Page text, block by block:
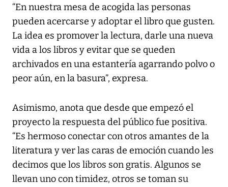
“En nuestra mesa de acogida las personas
pueden acercarse y adoptar el libro que gusten.
La idea es promover la lectura, darle una nueva
vida a los libros y evitar que se queden
archivados en una estantería agarrando polvo o
peor aún, en la basura”, expresa.
Asimismo, anota que desde que empezó el
proyecto la respuesta del público fue positiva.
“Es hermoso conectar con otros amantes de la
literatura y ver las caras de emoción cuando les
decimos que los libros son gratis. Algunos se
llevan uno con timidez, otros se toman su